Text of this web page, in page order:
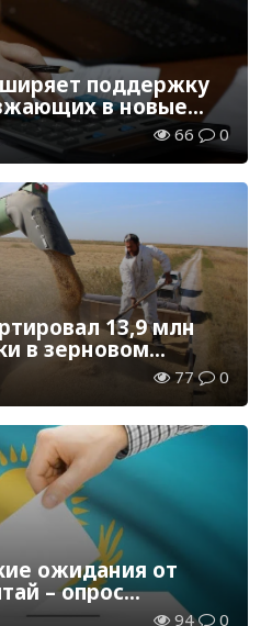
поддержку
в новые
66 0
13,9 млн
в зерновом
77 0
ожидания от
– опрос
94 0